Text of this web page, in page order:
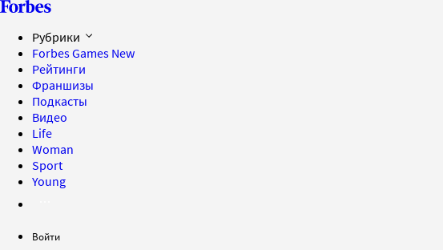
Рубрики
Forbes Games New
Рейтинги
Франшизы
Подкасты
Видео
Life
Woman
Sport
Young
Войти